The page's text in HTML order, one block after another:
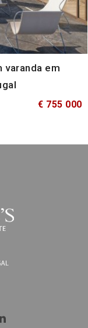
varanda em
€ 755 000